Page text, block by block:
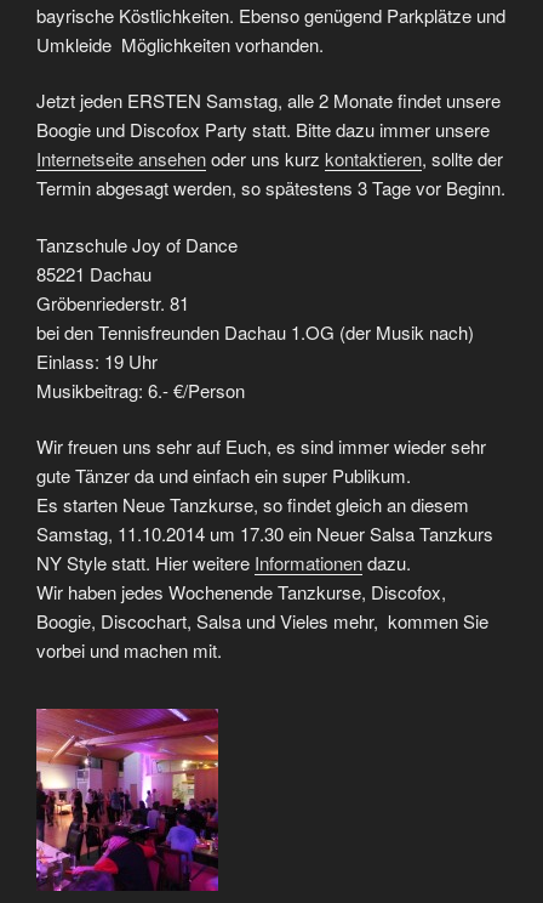
bayrische Köstlichkeiten. Ebenso genügend Parkplätze und
Umkleide Möglichkeiten vorhanden.
Jetzt jeden ERSTEN Samstag, alle 2 Monate findet unsere
Boogie und Discofox Party statt. Bitte dazu immer unsere
Internetseite ansehenoder uns kurz kontaktieren, sollte der
Termin abgesagt werden, so spätestens 3 Tage vor Beginn.
Tanzschule Joy of Dance
85221 Dachau
Gröbenriederstr. 81
bei den Tennisfreunden Dachau 1.OG (der Musik nach)
Einlass: 19 Uhr
Musikbeitrag: 6.- €/Person
Wir freuen uns sehr auf Euch, es sind immer wieder sehr
gute Tänzer da und einfach ein super Publikum.
Es starten Neue Tanzkurse, so findet gleich an diesem
Samstag, 11.10.2014 um 17.30 ein Neuer Salsa Tanzkurs
NY Style statt. Hier weitere Informationendazu.
Wir haben jedes Wochenende Tanzkurse, Discofox,
Boogie, Discochart, Salsa und Vieles mehr, kommen Sie
vorbei und machen mit.